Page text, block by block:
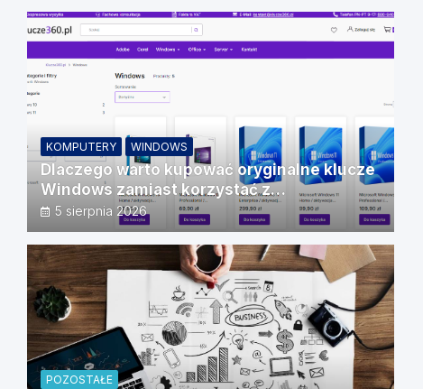
KOMPUTERY WINDOWS
Dlaczego warto kupować oryginalne klucze
Windows zamiast korzystać z
nieautoryzowanych źródeł?
5 sierpnia 2026
POZOSTAŁE